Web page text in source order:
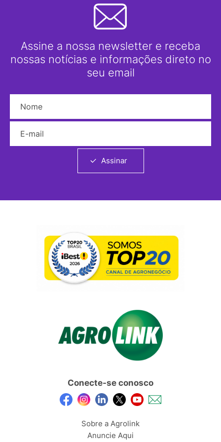
Assine a nossa newsletter e receba
nossas notícias e informações direto no
seu email
Assinar
Conecte-se conosco
Sobre a Agrolink
Anuncie Aqui